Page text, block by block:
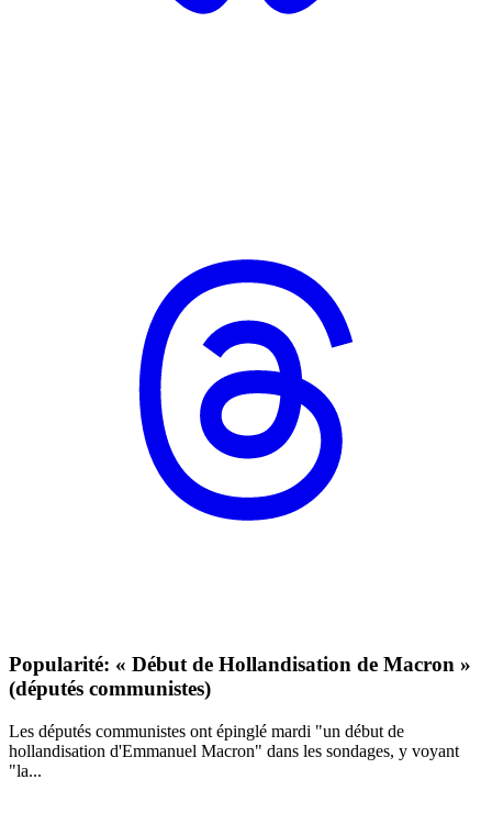
Popularité: « Début de Hollandisation de Macron »
(députés communistes)
Les députés communistes ont épinglé mardi "un début de
hollandisation d'Emmanuel Macron" dans les sondages, y voyant
"la...